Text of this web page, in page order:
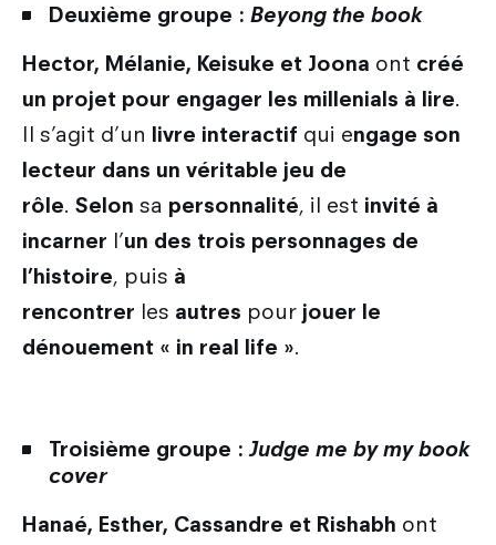
Deuxième groupe : Beyong the book
Hector, Mélanie, Keisuke et Joona ont créé
un projet pour engager les millenials à lire.
Il s’agit d’un livre interactif qui engage son
lecteur dans un véritable jeu de
rôle. Selon sa personnalité, il est invité à
incarner l’un des trois personnages de
l’histoire, puis à
rencontrer les autres pour jouer le
dénouement « in real life ».
Troisième groupe : Judge me by my book
cover
Hanaé, Esther, Cassandre et Rishabh ont